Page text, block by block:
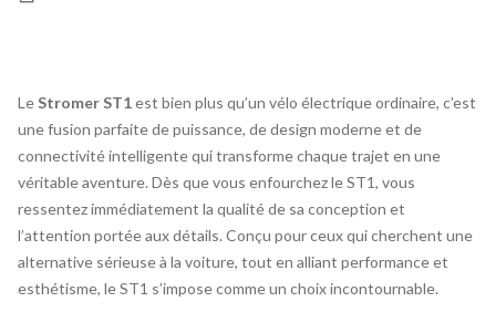
Le Stromer ST1est bien plus qu’un vélo électrique ordinaire, c’est
une fusion parfaite de puissance, de design moderne et de
connectivité intelligente qui transforme chaque trajet en une
véritable aventure. Dès que vous enfourchez le ST1, vous
ressentez immédiatement la qualité de sa conception et
l’attention portée aux détails. Conçu pour ceux qui cherchent une
alternative sérieuse à la voiture, tout en alliant performance et
esthétisme, le ST1 s’impose comme un choix incontournable.